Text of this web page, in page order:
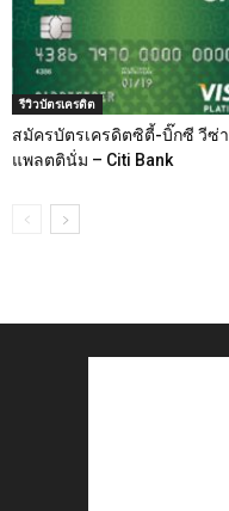
รีวิวบัตรเครดิต
สมัครบัตรเครดิตซิตี้-บิ๊กซี วีซ่า
แพลตตินั่ม – Citi Bank